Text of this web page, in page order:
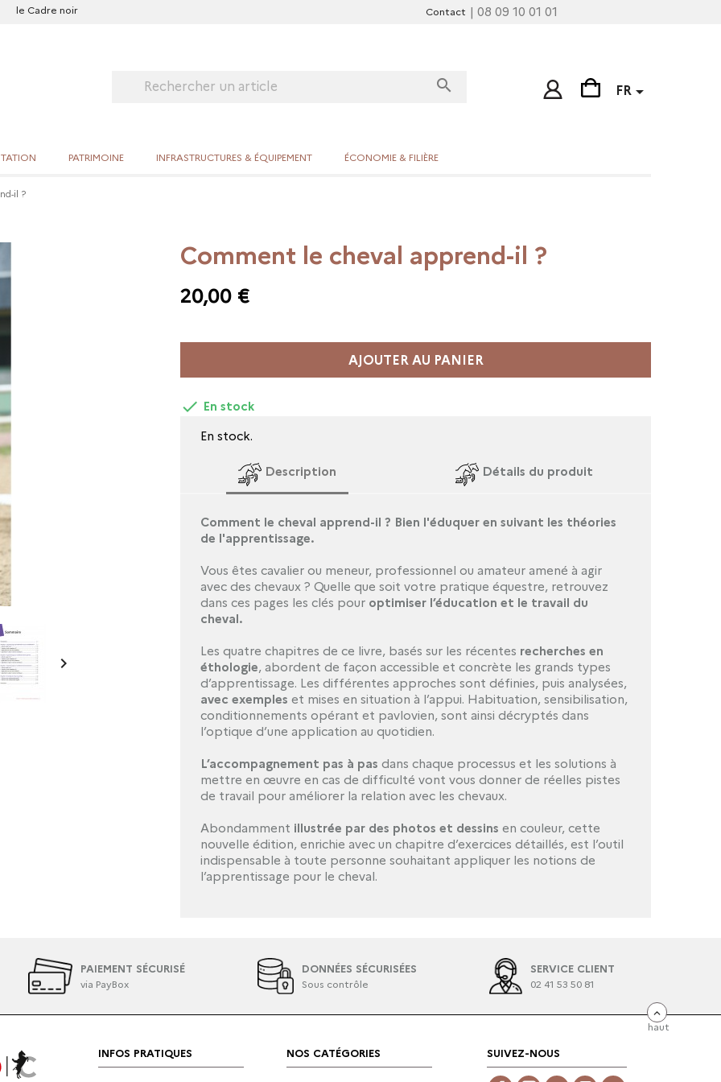
le Cadre noir Contact | 08 09 10 01 01
search FR
PATRIMOINE INFRASTRUCTURES & ÉQUIPEMENT ÉCONOMIE & FILIÈRE
il ?

Comment le cheval apprend-il ?
20,00 €
AJOUTER AU PANIER
 En stock
En stock.
Description Détails du produit
Comment le cheval apprend-il ? Bien l'éduquer en suivant les théories
de l'apprentissage.
Vous êtes cavalier ou meneur, professionnel ou amateur amené à agir
avec des chevaux ? Quelle que soit votre pratique équestre, retrouvez
dans ces pages les clés pour optimiser l’éducation et le travail du
cheval.
Les quatre chapitres de ce livre, basés sur les récentes recherches en
éthologie, abordent de façon accessible et concrète les grands types
d’apprentissage. Les différentes approches sont définies, puis analysées,
avec exemples et mises en situation à l’appui. Habituation, sensibilisation,
conditionnements opérant et pavlovien, sont ainsi décryptés dans
l’optique d’une application au quotidien.
L’accompagnement pas à pas dans chaque processus et les solutions à
mettre en œuvre en cas de difficulté vont vous donner de réelles pistes
de travail pour améliorer la relation avec les chevaux.
Abondamment illustrée par des photos et dessins en couleur, cette
nouvelle édition, enrichie avec un chapitre d’exercices détaillés, est l’outil
indispensable à toute personne souhaitant appliquer les notions de
l’apprentissage pour le cheval.
PAIEMENT SÉCURISÉ
via PayBox
DONNÉES SÉCURISÉES
Sous contrôle
SERVICE CLIENT
02 41 53 50 81
haut
INFOS PRATIQUES NOS CATÉGORIES SUIVEZ-NOUS